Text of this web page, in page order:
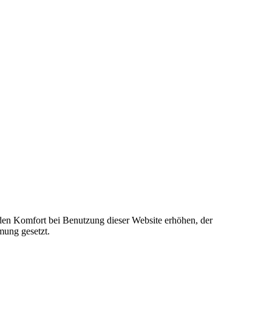
Komfort bei Benutzung dieser Website erhöhen, der
gesetzt.